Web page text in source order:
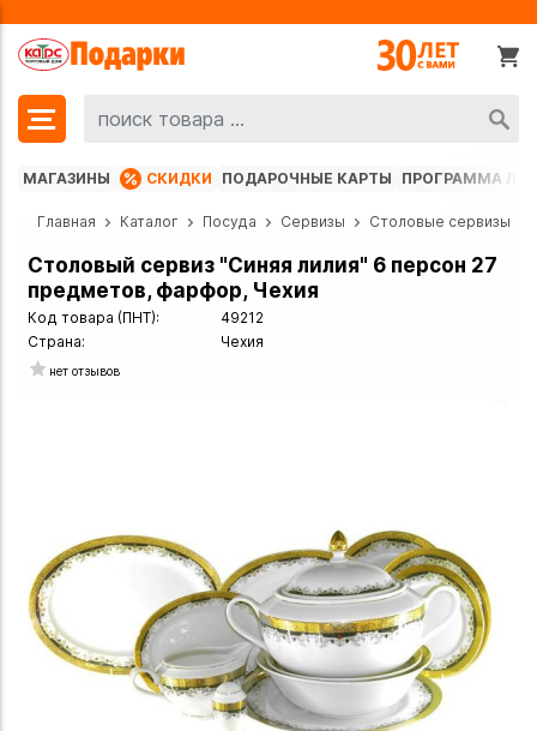
МАГАЗИНЫ СКИДКИ ПОДАРОЧНЫЕ КАРТЫ ПРОГРАММА
Главная Каталог Посуда Сервизы Столовые сервизы
Столовый сервиз "Синяя лилия" 6 персон 27
предметов, фарфор, Чехия
Код товара (ПНТ):
49212
Страна:
Чехия
нет отзывов